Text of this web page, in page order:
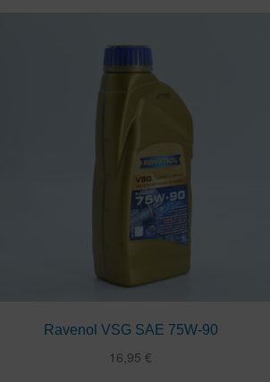
Ravenol VSG SAE 75W-90
16,95€